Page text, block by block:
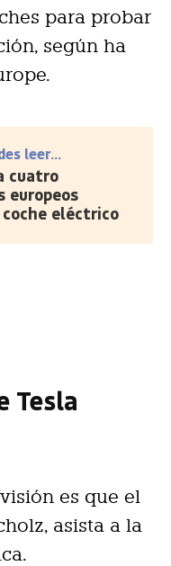
para probar
según ha
leer...
cuatro
europeos
eléctrico
Tesla
es que el
asista a la